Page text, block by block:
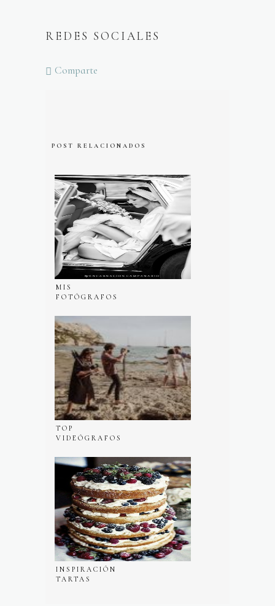
REDES SOCIALES
Comparte
POST RELACIONADOS
MIS
FOTÓGRAFOS
FAVORITOS
TOP
VIDEÓGRAFOS
INSPIRACIÓN
TARTAS